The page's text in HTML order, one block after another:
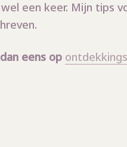
een keer. Mijn tips
eens op